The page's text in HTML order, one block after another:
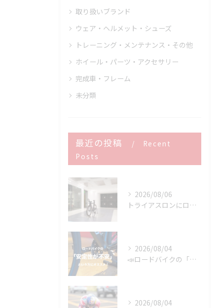
取り扱いブランド
ウェア・ヘルメット・シューズ
トレーニング・メンテナンス・その他
ホイール・パーツ・アクセサリー
完成車・フレーム
未分類
最近の投稿
Recent
Posts
2026/08/06
トライアスロンにロードバイクはどこまで使える？
2026/08/04
📣ロードバイクの「安定性が不安」という方にオススメ👍
2026/08/04